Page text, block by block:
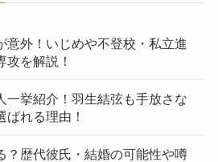
意外！いじめや不登校・私立進
を解説！
一挙紹介！羽生結弦も手放さな
ばれる理由！
？歴代彼氏・結婚の可能性や噂